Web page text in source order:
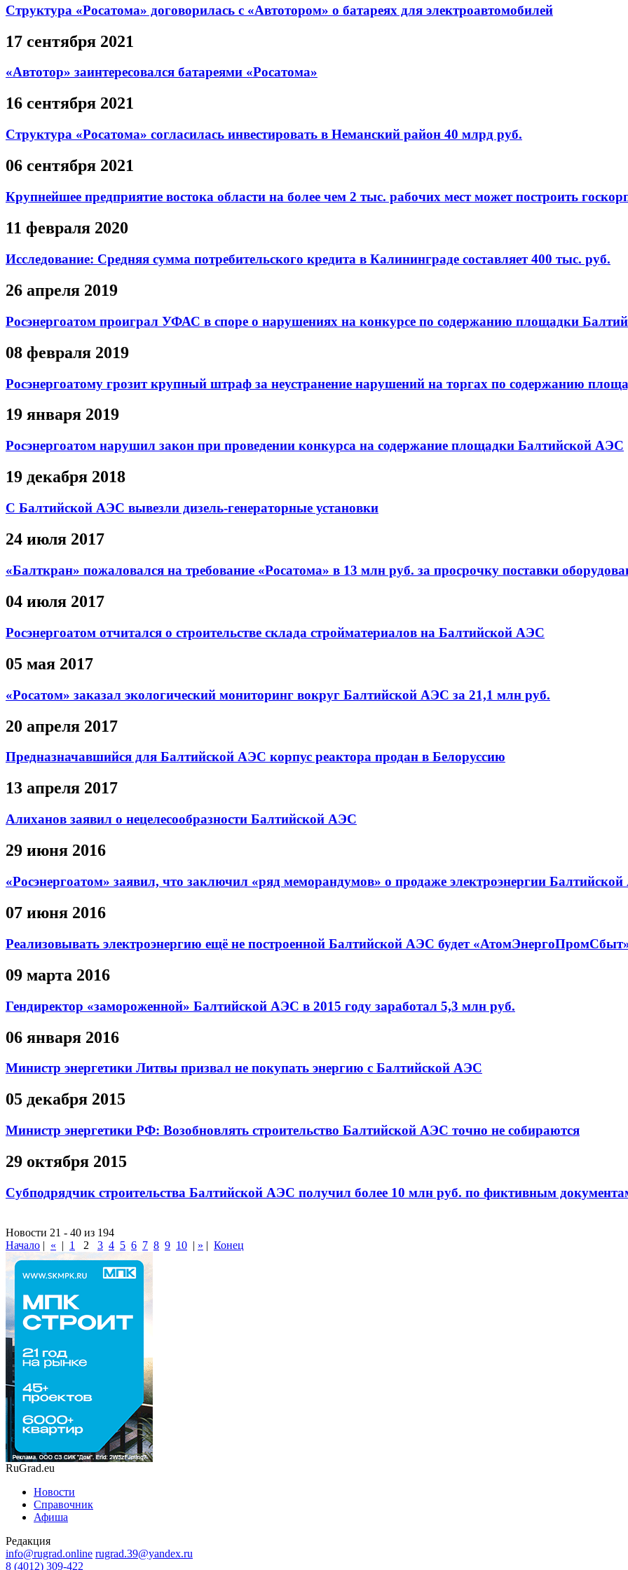
Структура «Росатома» договорилась с «Автотором» о батареях для электроавтомобилей
17 сентября 2021
«Автотор» заинтересовался батареями «Росатома»
16 сентября 2021
Структура «Росатома» согласилась инвестировать в Неманский район 40 млрд руб.
06 сентября 2021
Крупнейшее предприятие востока области на более чем 2 тыс. рабочих мест может построить
11 февраля 2020
Исследование: Средняя сумма потребительского кредита в Калининграде составляет 400 тыс. руб.
26 апреля 2019
Росэнергоатом проиграл УФАС в споре о нарушениях на конкурсе по содержанию площадки
08 февраля 2019
Росэнергоатому грозит крупный штраф за неустранение нарушений на торгах по содержанию
19 января 2019
Росэнергоатом нарушил закон при проведении конкурса на содержание площадки Балтийской АЭС
19 декабря 2018
С Балтийской АЭС вывезли дизель-генераторные установки
24 июля 2017
«Балткран» пожаловался на требование «Росатома» в 13 млн руб. за просрочку поставки
04 июля 2017
Росэнергоатом отчитался о строительстве склада стройматериалов на Балтийской АЭС
05 мая 2017
«Росатом» заказал экологический мониторинг вокруг Балтийской АЭС за 21,1 млн руб.
20 апреля 2017
Предназначавшийся для Балтийской АЭС корпус реактора продан в Белоруссию
13 апреля 2017
Алиханов заявил о нецелесообразности Балтийской АЭС
29 июня 2016
«Росэнергоатом» заявил, что заключил «ряд меморандумов» о продаже электроэнергии
07 июня 2016
Реализовывать электроэнергию ещё не построенной Балтийской АЭС будет
09 марта 2016
Гендиректор «замороженной» Балтийской АЭС в 2015 году заработал 5,3 млн руб.
06 января 2016
Министр энергетики Литвы призвал не покупать энергию с Балтийской АЭС
05 декабря 2015
Министр энергетики РФ: Возобновлять строительство Балтийской АЭС точно не собираются
29 октября 2015
Субподрядчик строительства Балтийской АЭС получил более 10 млн руб. по фиктивным
Новости 21 - 40 из 194
Начало | « | 1 2 3 4 5 6 7 8 9 10 | » | Конец
RuGrad.eu
Новости
Справочник
Афиша
Редакция
info@rugrad.online rugrad.39@yandex.ru
8 (4012) 309-422